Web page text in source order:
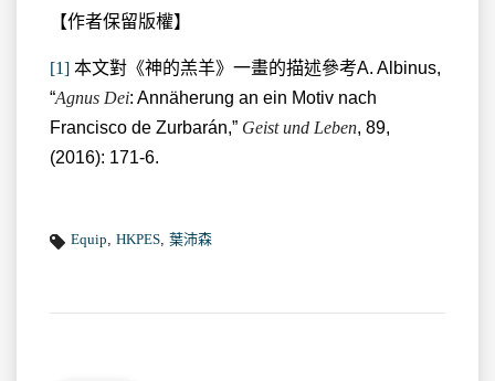
【作者保留版權】
[1] 本文對《神的羔羊》一畫的描述參考A. Albinus,
“Agnus Dei: Annäherung an ein Motiv nach
Francisco de Zurbarán,” Geist und Leben, 89,
(2016): 171-6.
Equip HKPES 葉沛森